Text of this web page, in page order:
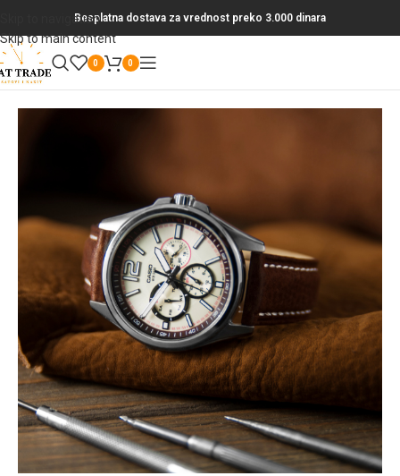
Skip to navigation
Skip to main content
Besplatna dostava za vrednost preko 3.000 dinara
0 0